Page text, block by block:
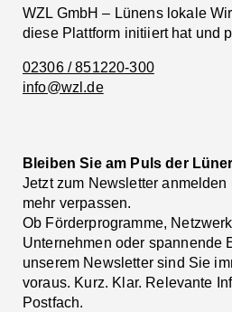
WZL GmbH – Lünens lokale
diese Plattform initiiert hat und
02306 / 851220-300
info@wzl.de
Bleiben Sie am Puls der
Jetzt zum Newsletter
mehr verpassen.
Ob Förderprogramme,
Unternehmen oder spannende
unserem Newsletter sind Sie
voraus. Kurz. Klar. Relevante
Postfach.